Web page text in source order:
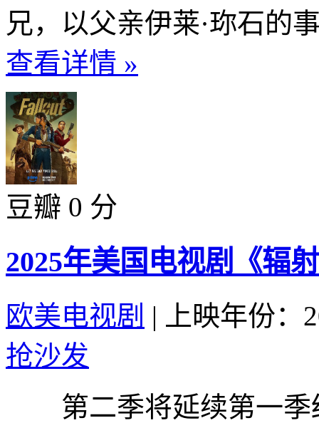
兄，以父亲伊莱·珎石的
查看详情 »
豆瓣 0 分
2025年美国电视剧《辐
欧美电视剧 |
上映年份：
抢沙发
第二季将延续第一季